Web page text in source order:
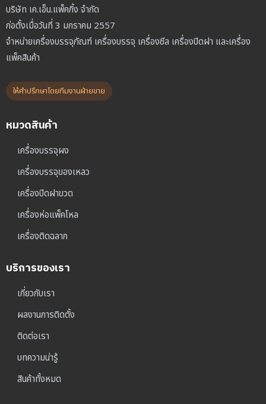
บริษัท เค.เอ็น.แพ็คกิ้ง จำกัด
ก่อตั้งเมื่อวันที่ 3 มกราคม 2557
จำหน่ายเครื่องบรรจุภัณฑ์ เครื่องบรรจุ เครื่องซีล เครื่องปิดฝา และเครื่อง
แพ็คสินค้า
ให้คำปรึกษาโดยทีมงานฝ่ายขาย
หมวดสินค้า
เครื่องบรรจุผง
เครื่องบรรจุของเหลว
เครื่องปิดฝาขวด
เครื่องห่อแพ็คโหล
เครื่องติดฉลาก
บริการของเรา
เกี่ยวกับเรา
ผลงานการติดตั้ง
ติดต่อเรา
บทความน่ารู้
สินค้าทั้งหมด